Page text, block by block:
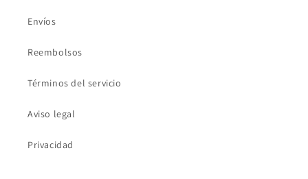
Envíos
Reembolsos
Términos del servicio
Aviso legal
Privacidad